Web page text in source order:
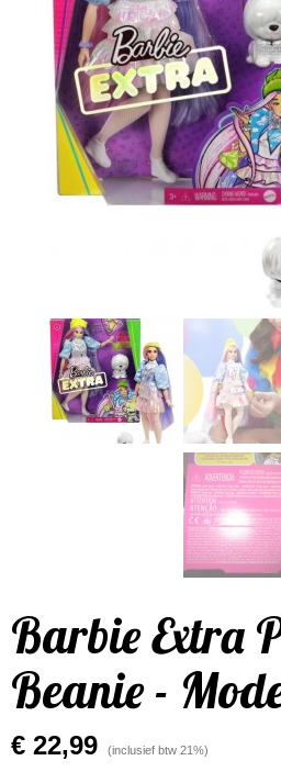
Barbie Extra
Beanie -
€ 22,99 (inclusief btw 21%)